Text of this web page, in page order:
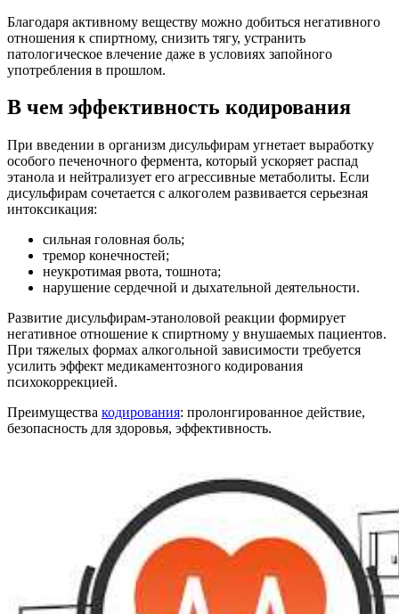
Благодаря активному веществу можно добиться негативного
отношения к спиртному, снизить тягу, устранить
патологическое влечение даже в условиях запойного
употребления в прошлом.
В чем эффективность кодирования
При введении в организм дисульфирам угнетает выработку
особого печеночного фермента, который ускоряет распад
этанола и нейтрализует его агрессивные метаболиты. Если
дисульфирам сочетается с алкоголем развивается серьезная
интоксикация:
сильная головная боль;
тремор конечностей;
неукротимая рвота, тошнота;
нарушение сердечной и дыхательной деятельности.
Развитие дисульфирам-этаноловой реакции формирует
негативное отношение к спиртному у внушаемых пациентов.
При тяжелых формах алкогольной зависимости требуется
усилить эффект медикаментозного кодирования
психокоррекцией.
Преимущества кодирования: пролонгированное действие,
безопасность для здоровья, эффективность.